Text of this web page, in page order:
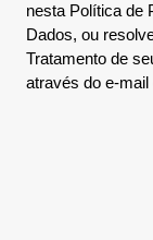
nesta Política de
Dados, ou
Tratamento de
através do e-